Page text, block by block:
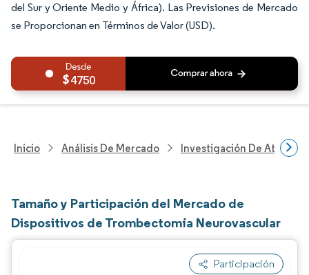
del Sur y Oriente Medio y África). Las Previsiones de Mercado
se Proporcionan en Términos de Valor (USD).
4750
Inicio Análisis De Mercado Investigación De
Tamaño y Participación del Mercado de
Dispositivos de Trombectomía Neurovascular
Participación